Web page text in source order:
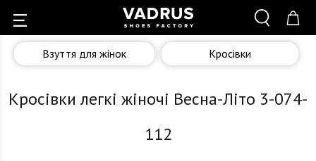
Взуття для жінок Кросівки
Кросівки легкі жіночі Весна-Літо 3-074-
112